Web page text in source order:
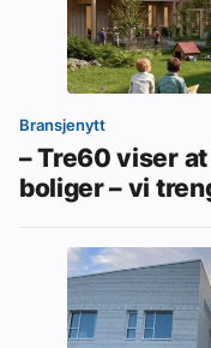
Bransjenytt
– Tre60 viser
boliger – vi